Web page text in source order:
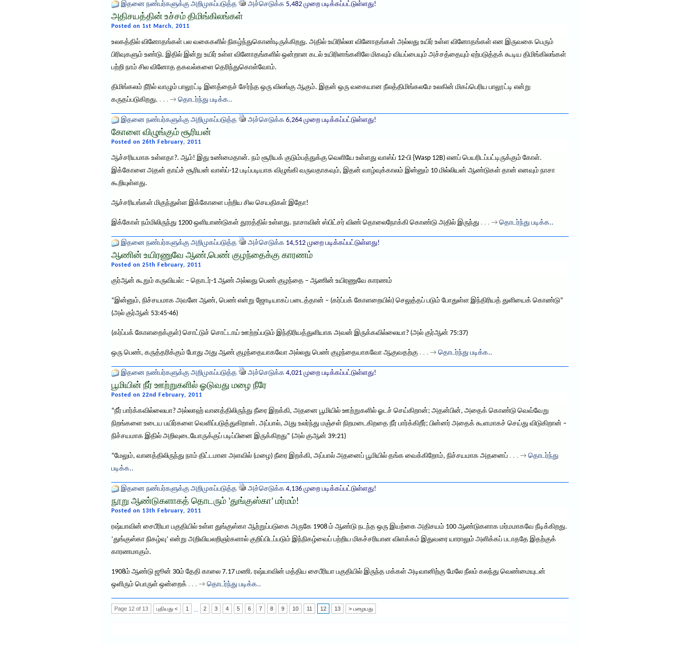
இதனை நண்பர்களுக்கு அறிமுகப்படுத்த அச்செடுக்க 5,482 முறை படிக்கப்பட்டுள்ளது!
அதிசயத்தின் உச்சம் திமிங்கிலங்கள்
Posted on 1st March, 2011
உலகத்தில் வினோதங்கள் பல வகைகளில் நிகழ்ந்துகொண்டிருக்கிறது. அதில் உயிரில்லா வினோதங்கள் அல்லது உயிர் உள்ள வினோதங்கள் என இருவகை பெரும்
பிரிவுகளும் உண்டு. இதில் இன்று உயிர் உள்ள வினோதங்களில் ஒன்றான கடல் உயிரினங்களிலே மிகவும் வியப்பையும் அச்சத்தையும் ஏற்படுத்தக் கூடிய திமிங்கிலங்கள்
பற்றி நாம் சில வினோத தகவல்களை தெரிந்துகொள்வோம்.
திமிங்கலம் நீரில் வாழும் பாலூட்டி இனத்தைச் சேர்ந்த ஒரு விலங்கு ஆகும். இதன் ஒரு வகையான நீலத்திமிங்கலமே உலகின் மிகப்பெரிய பாலூட்டி என்று
கருதப்படுகிறது. . . . → தொடர்ந்து படிக்க..
இதனை நண்பர்களுக்கு அறிமுகப்படுத்த அச்செடுக்க 6,264 முறை படிக்கப்பட்டுள்ளது!
கோளை விழுங்கும் சூரியன்
Posted on 26th February, 2011
ஆச்சரியமாக உள்ளதா?. ஆம்! இது உண்மைதான். நம் சூரியக் குடும்பத்துக்கு வெளியே உள்ளது வாஸ்ப் 12-பி {Wasp 12B) எனப் பெயரிடப்பட்டிருக்கும் கோள்.
இக்கோளை அதன் தாய்ச் சூரியன் வாஸ்ப்-12 படிப்படியாக விழுங்கி வருவதாகவும், இதன் வாழ்வுக்காலம் இன்னும் 10 மில்லியன் ஆண்டுகள் தான் எனவும் நாசா
கூறியுள்ளது.
ஆச்சரியங்கள் மிகுந்துள்ள இக்கோளை பற்றிய சில செயதிகள் இதோ!
இக்கோள் நம்மிலிருந்து 1200 ஒளியாண்டுகள் தூரத்தில் உள்ளது. நாசாவின் ஸ்பிட்சர் விண் தொலைநோக்கி கொண்டு அதில் இருந்து . . . → தொடர்ந்து படிக்க..
இதனை நண்பர்களுக்கு அறிமுகப்படுத்த அச்செடுக்க 14,512 முறை படிக்கப்பட்டுள்ளது!
ஆணின் உயிரணுவே ஆண்,பெண் குழந்தைக்கு காரணம்
Posted on 25th February, 2011
குர்ஆன் கூறும் கருவியல்: – தொடர்-1 ஆண் அல்லது பெண் குழந்தை – ஆணின் உயிரணுவே காரணம்
“இன்னும், நிச்சயமாக அவனே ஆண், பெண் என்று ஜோடியாகப் படைத்தான் – (கர்ப்பக் கோளறையில்) செலுத்தப் படும் போதுள்ள இந்திரியத் துளியைக் கொண்டு”
(அல் குர்ஆன் 53:45-46)
(கர்ப்பக் கோளறைக்குள்) சொட்டுச் சொட்டாய் ஊற்றப்படும் இந்திரியத்துளியாக அவன் இருக்கவில்லையா? (அல் குர்ஆன் 75:37)
ஒரு பெண், கருத்தரிக்கும் போது அது ஆண் குழந்தையாகவோ அல்லது பெண் குழந்தையாகவோ ஆகுவதற்கு . . . → தொடர்ந்து படிக்க..
இதனை நண்பர்களுக்கு அறிமுகப்படுத்த அச்செடுக்க 4,021 முறை படிக்கப்பட்டுள்ளது!
பூமியின் நீர் ஊற்றுகளில் ஓடுவது மழை நீரே
Posted on 22nd February, 2011
“நீர் பார்க்கவில்லையா? அல்லாஹ் வானத்திலிருந்து நீரை இறக்கி, அதனை பூமியில் ஊற்றுகளில் ஓடச் செய்கிறான்; அதன்பின், அதைக் கொண்டு வெவ்வேறு
நிறங்களை உடைய பயிர்களை வெளிப்படுத்துகிறான். அப்பால், அது உலர்ந்து மஞ்சள் நிறமடைகிறதை நீர் பார்க்கிறீர்; பின்னர் அதைக் கூளமாகச் செய்து விடுகிறான் –
நிச்சயமாக இதில் அறிவுடையோருக்குப் படிப்பினை இருக்கிறது” (அல் குஆன் 39:21)
“மேலும், வானத்திலிருந்து நாம் திட்டமான அளவில் (மழை) நீரை இறக்கி, அப்பால் அதனைப் பூமியில் தங்க வைக்கிறோம், நிச்சயமாக அதனைப் . . . → தொடர்ந்து
படிக்க..
இதனை நண்பர்களுக்கு அறிமுகப்படுத்த அச்செடுக்க 4,136 முறை படிக்கப்பட்டுள்ளது!
நூறு ஆண்டுகளாகத் தொடரும் ‘துங்குஸ்கா’ மர்மம்!
Posted on 13th February, 2011
ரஷ்யாவின் சைபீரியா பகுதியில் உள்ள துங்குஸ்கா ஆற்றுப்படுகை அருகே 1908 ம் ஆண்டு நடந்த ஒரு இயற்கை அதிசயம் 100 ஆண்டுகளாக மர்மமாகவே நீடிக்கிறது.
‘துங்குஸ்கா நிகழ்வு’ என்று அறிவியலறிஞர்களால் குறிப்பிடப்படும் இந்நிகழ்வைப் பற்றிய மிகச்சரியான விளக்கம் இதுவரை யாராலும் அளிக்கப் படாததே இதற்குக்
காரணமாகும்.
1908ம் ஆண்டு ஜூன் 30ம் தேதி காலை 7.17 மணி. ரஷ்யாவின் மத்திய சைபீரியா பகுதியில் இருந்த மக்கள் அடிவானிற்கு மேலே நீலம் கலந்து வெண்மையுடன்
ஒளிரும் பொருள் ஒன்றைக் . . . → தொடர்ந்து படிக்க..
Page 12 of 13 புதியது < 1 2 3 4 5 6 7 8 9 10 11 12 13 > பழையது